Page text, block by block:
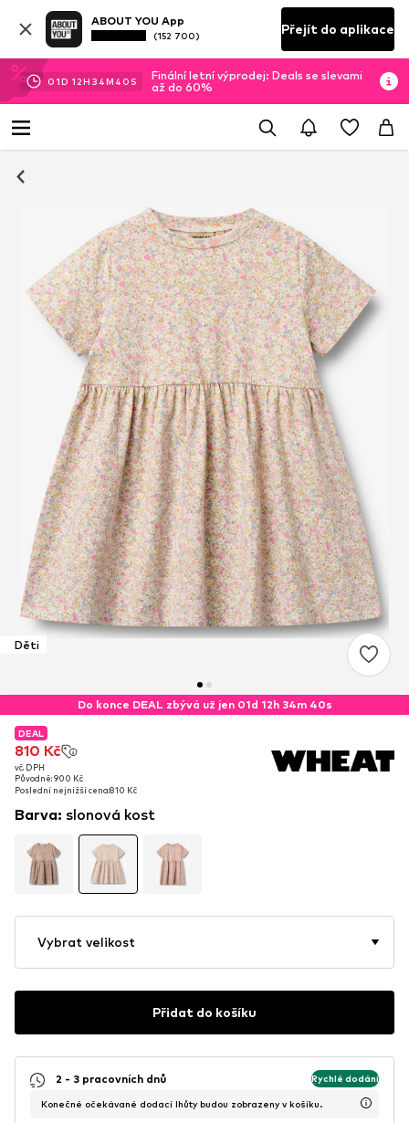
ABOUT YOU App
(152 700) Přejít do aplikace
01D 12H 34M 39 S
Finální letní výprodej: Deals se slevami
až do 60%
Děti
Do konce DEAL zbývá už jen 01d 12h 34m 39s
DEAL
810 Kč
vč. DPH
Původně: 900 Kč
Poslední nejnižší cena:810 Kč
DEAL
810 Kč
vč. DPH
Původně: 900 Kč
Poslední nejnižší cena:810 Kč
Barva: slonová kost
Vybrat velikost
Přidat do košíku
2 - 3 pracovních dnů Rychlé dodání
Konečné očekávané dodací lhůty budou zobrazeny v košíku.